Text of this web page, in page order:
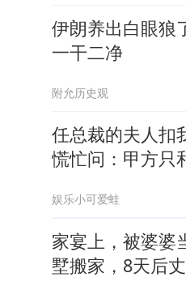
伊朗养出白眼狼
一干二净
附允历史观
任总裁的夫人扣
慌忙问：甲方只
娱乐小可爱蛙
家宴上，被婆婆
墅搬家，8天后